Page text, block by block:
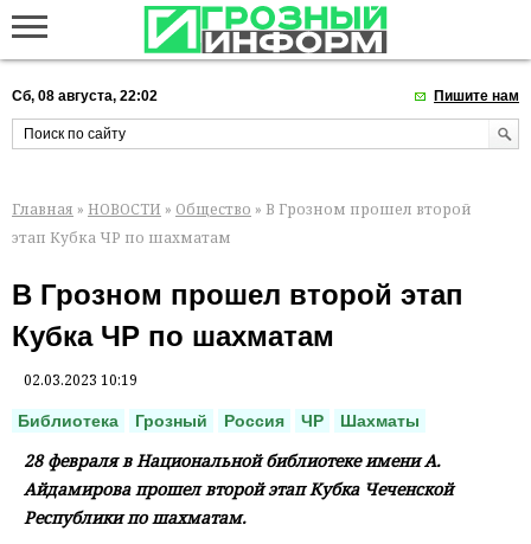
Сб, 08 августа, 22:02 Пишите нам
Главная » НОВОСТИ » Общество » В Грозном прошел второй
этап Кубка ЧР по шахматам
В Грозном прошел второй этап
Кубка ЧР по шахматам
02.03.2023 10:19
Библиотека Грозный Россия ЧР Шахматы
28 февраля в Национальной библиотеке имени А.
Айдамирова прошел второй этап Кубка Чеченской
Республики по шахматам.